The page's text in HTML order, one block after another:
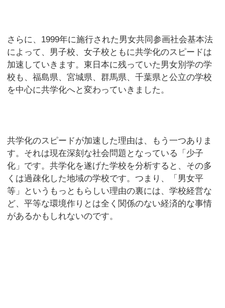
さらに、1999年に施行された男女共同参画社会基本法
によって、男子校、女子校ともに共学化のスピードは
加速していきます。東日本に残っていた男女別学の学
校も、福島県、宮城県、群馬県、千葉県と公立の学校
を中心に共学化へと変わっていきました。
共学化のスピードが加速した理由は、もう一つありま
す。それは現在深刻な社会問題となっている「少子
化」です。共学化を遂げた学校を分析すると、その多
くは過疎化した地域の学校です。つまり、「男女平
等」というもっともらしい理由の裏には、学校経営な
ど、平等な環境作りとは全く関係のない経済的な事情
があるかもしれないのです。